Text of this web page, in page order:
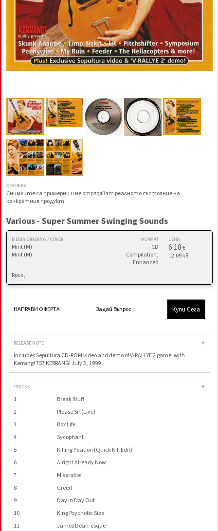
БЕЛЕЖКА
Снимките са примерни и не отразяват реалното състояние на
конкретния продукт.
Various - Super Summer Swinging Sounds
MEDIA GRADING / COVER
Mint (M)
Mint (M)
ФОРМАТ
CD
Compilation,
Enhanced
ЦЕНА
6.18€
12.09 лв.
Rock,
НАПРАВИ ОФЕРТА Задай Въпрос Купи Сега
RELEASE NOTE ▼
Includes Sepultura CD-ROM video and demo of V-RALLYE 2 game. with
Kerrang! 757 KERRANG! July 3, 1999
TRACKS ▼
1
Break Stuff
2
Please Sir (Live)
3
Box Life
4
Sycophant
5
Killing Position (Quick Kill Edit)
6
Alright Already Now
7
Miserable
8
Greed
9
Day In Day Out
10
King Psychotic Size
11
James Dean-esque